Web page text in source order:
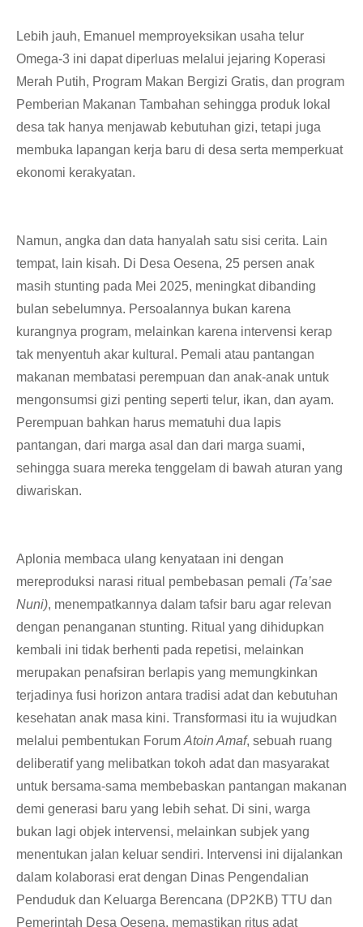
Lebih jauh, Emanuel memproyeksikan usaha telur
Omega-3 ini dapat diperluas melalui jejaring Koperasi
Merah Putih, Program Makan Bergizi Gratis, dan program
Pemberian Makanan Tambahan sehingga produk lokal
desa tak hanya menjawab kebutuhan gizi, tetapi juga
membuka lapangan kerja baru di desa serta memperkuat
ekonomi kerakyatan.
Namun, angka dan data hanyalah satu sisi cerita. Lain
tempat, lain kisah. Di Desa Oesena, 25 persen anak
masih stunting pada Mei 2025, meningkat dibanding
bulan sebelumnya. Persoalannya bukan karena
kurangnya program, melainkan karena intervensi kerap
tak menyentuh akar kultural. Pemali atau pantangan
makanan membatasi perempuan dan anak-anak untuk
mengonsumsi gizi penting seperti telur, ikan, dan ayam.
Perempuan bahkan harus mematuhi dua lapis
pantangan, dari marga asal dan dari marga suami,
sehingga suara mereka tenggelam di bawah aturan yang
diwariskan.
Aplonia membaca ulang kenyataan ini dengan
mereproduksi narasi ritual pembebasan pemali (Ta’sae
Nuni), menempatkannya dalam tafsir baru agar relevan
dengan penanganan stunting. Ritual yang dihidupkan
kembali ini tidak berhenti pada repetisi, melainkan
merupakan penafsiran berlapis yang memungkinkan
terjadinya fusi horizon antara tradisi adat dan kebutuhan
kesehatan anak masa kini. Transformasi itu ia wujudkan
melalui pembentukan ForumAtoin Amaf, sebuah ruang
deliberatif yang melibatkan tokoh adat dan masyarakat
untuk bersama-sama membebaskan pantangan makanan
demi generasi baru yang lebih sehat. Di sini, warga
bukan lagi objek intervensi, melainkan subjek yang
menentukan jalan keluar sendiri. Intervensi ini dijalankan
dalam kolaborasi erat dengan Dinas Pengendalian
Penduduk dan Keluarga Berencana (DP2KB) TTU dan
Pemerintah Desa Oesena, memastikan ritus adat